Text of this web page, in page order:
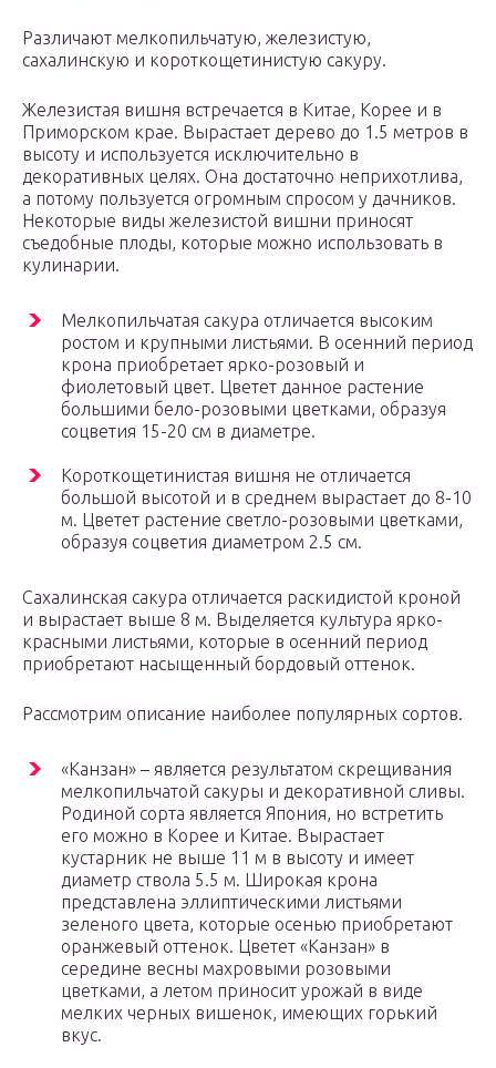
Различают мелкопильчатую, железистую,
сахалинскую и короткощетинистую сакуру.
Железистая вишня встречается в Китае, Корее и в
Приморском крае. Вырастает дерево до 1.5 метров в
высоту и используется исключительно в
декоративных целях. Она достаточно неприхотлива,
а потому пользуется огромным спросом у дачников.
Некоторые виды железистой вишни приносят
съедобные плоды, которые можно использовать в
кулинарии.
Мелкопильчатая сакура отличается высоким
ростом и крупными листьями. В осенний период
крона приобретает ярко-розовый и
фиолетовый цвет. Цветет данное растение
большими бело-розовыми цветками, образуя
соцветия 15-20 см в диаметре.
Короткощетинистая вишня не отличается
большой высотой и в среднем вырастает до 8-10
м. Цветет растение светло-розовыми цветками,
образуя соцветия диаметром 2.5 см.
Сахалинская сакура отличается раскидистой кроной
и вырастает выше 8 м. Выделяется культура ярко-
красными листьями, которые в осенний период
приобретают насыщенный бордовый оттенок.
Рассмотрим описание наиболее популярных сортов.
«Канзан» – является результатом скрещивания
мелкопильчатой сакуры и декоративной сливы.
Родиной сорта является Япония, но встретить
его можно в Корее и Китае. Вырастает
кустарник не выше 11 м в высоту и имеет
диаметр ствола 5.5 м. Широкая крона
представлена эллиптическими листьями
зеленого цвета, которые осенью приобретают
оранжевый оттенок. Цветет «Канзан» в
середине весны махровыми розовыми
цветками, а летом приносит урожай в виде
мелких черных вишенок, имеющих горький
вкус.